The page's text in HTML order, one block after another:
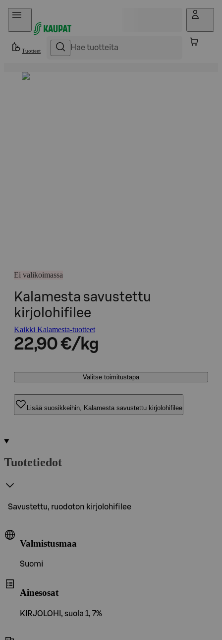
Hyppää sisältöön
Tuotteet
Ei valikoimassa
Kalamesta savustettu
kirjolohifilee
Kaikki Kalamesta-tuotteet
22,90 €/kg
Valitse toimitustapa
Lisää suosikkeihin, Kalamesta savustettu kirjolohifilee
Tuotetiedot
Savustettu, ruodoton kirjolohifilee
Valmistusmaa
Suomi
Ainesosat
KIRJOLOHI, suola 1, 7%